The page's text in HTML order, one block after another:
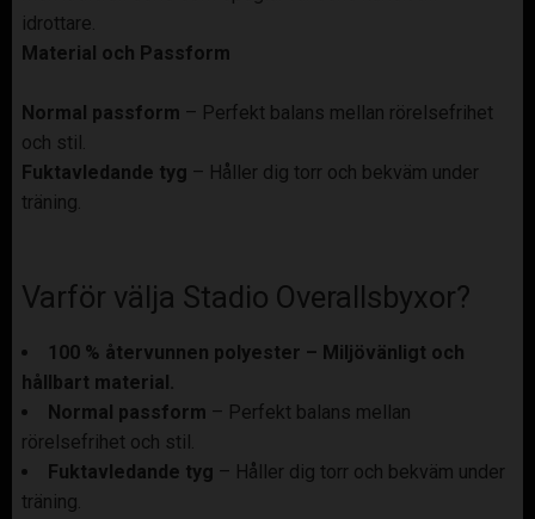
idrottare.
Material och Passform
Normal passform – Perfekt balans mellan rörelsefrihet
och stil.
Fuktavledande tyg – Håller dig torr och bekväm under
träning.
Varför välja Stadio Overallsbyxor?
100 % återvunnen polyester – Miljövänligt och
hållbart material.
Normal passform – Perfekt balans mellan
rörelsefrihet och stil.
Fuktavledande tyg – Håller dig torr och bekväm under
träning.